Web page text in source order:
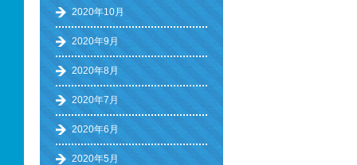
2020年10月
2020年9月
2020年8月
2020年7月
2020年6月
2020年5月